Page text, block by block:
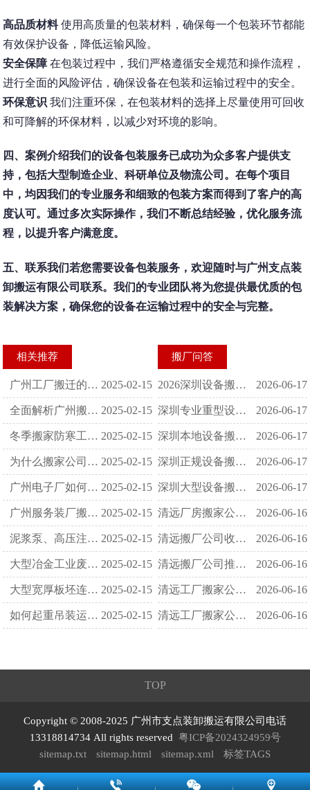
高品质材料使用高质量的包装材料，确保每一个包装环节都能
有效保护设备，降低运输风险。
安全保障在包装过程中，我们严格遵循安全规范和操作流程，
进行全面的风险评估，确保设备在包装和运输过程中的安全。
环保意识 我们注重环保，在包装材料的选择上尽量使用可回收
和可降解的环保材料，以减少对环境的影响。
四、案例介绍我们的设备包装服务已成功为众多客户提供支
持，包括大型制造企业、科研单位及物流公司。在每个项目
中，均因我们的专业服务和细致的包装方案而得到了客户的高
度认可。通过多次实际操作，我们不断总结经验，优化服务流
程，以提升客户满意度。
五、联系我们若您需要设备包装服务，欢迎随时与广州支点装
卸搬运有限公司联系。我们的专业团队将为您提供最优质的包
装解决方案，确保您的设备在运输过程中的安全与完整。
相关推荐
2025-02-15
广州工厂搬迁的全面解析：从一站式服务到细节把控在繁华都市广州
2025-02-15
全面解析广州搬家费用：构成及节省技巧
2025-02-15
冬季搬家防寒工作不可忽视
2025-02-15
为什么搬家公司提供的服务更专业安全？
2025-02-15
广州电子厂如何搬迁
2025-02-15
广州服务装厂搬迁注意事项
2025-02-15
泥浆泵、高压注浆泵重开机械如何吊装搬运
2025-02-15
大型冶金工业废水设备如何装卸搬运
2025-02-15
大型宽厚板坯连铸机如何起重吊装运输
2025-02-15
如何起重吊装运输锌合金热室压铸机
搬厂问答
2026-06-17
2026深圳设备搬运公司收费标准 全套价格明细与报价避坑指南
2026-06-17
深圳专业重型设备吊装搬运公司怎么选？行业资质、服务流程全解析
2026-06-17
深圳本地设备搬运公司 工厂设备移位安装一站式服务
2026-06-17
深圳正规设备搬运公司怎么选？资质齐全安全有保障服务商筛选指南
2026-06-17
深圳大型设备搬运公司推荐 重型机械起重吊装一站式专业服务
2026-06-16
清远厂房搬家公司 低价起步 厂房搬迁全程不加额外费用
2026-06-16
清远搬厂公司收费标准 按车型距离 搬工厂计费无乱象
2026-06-16
清远搬厂公司推荐 口碑商家 正规搬工厂团队值得选择
2026-06-16
清远工厂搬家公司 报价透明 各项工厂搬迁费用清晰列明
2026-06-16
清远工厂搬家公司 对比报价 挑选靠谱工厂搬迁服务商
TOP
Copyright © 2008-2025 广州市支点装卸搬运有限公司电话
13318814734 All rights reserved 粤ICP备2024324959号
sitemap.txt
sitemap.html sitemap.xml 标签TAGS